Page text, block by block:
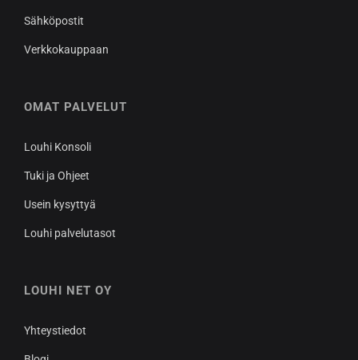
Sähköpostit
Verkkokauppaan
OMAT PALVELUT
Louhi Konsoli
Tuki ja Ohjeet
Usein kysyttyä
Louhi palvelutasot
LOUHI NET OY
Yhteystiedot